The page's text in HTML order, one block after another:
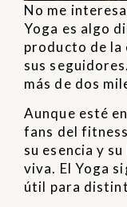
No me
Yoga es algo
producto de la
sus
más de dos
Aunque esté
fans del
su esencia y
viva. El Yoga
útil para